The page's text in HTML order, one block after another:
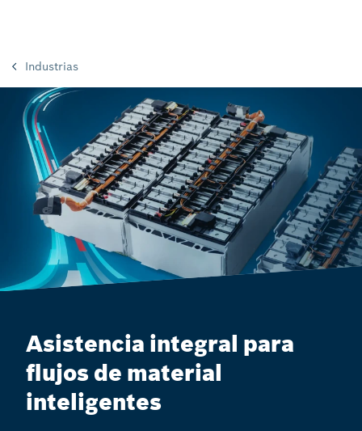
Industrias
Asistencia integral para
flujos de material
inteligentes